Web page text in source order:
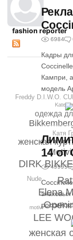
fashion reporter
Elena
LEE
DIRK
женская
Motivi
женская
одежда
Nude
Катя
Freddy D.I.W.O.
motivi
Kate
6984
Кадры
Кампри,
модель
14 от
49995